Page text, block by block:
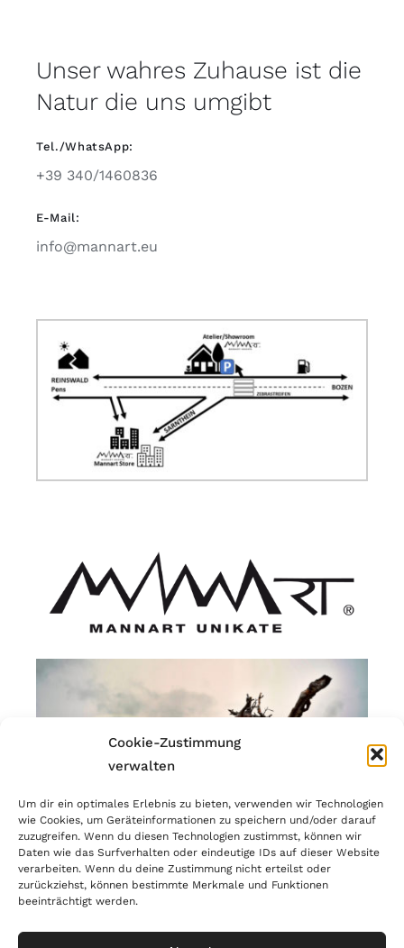
Cookie-Zustimmung
verwalten
Um dir ein optimales Erlebnis zu bieten, verwenden wir Technologien
wie Cookies, um Geräteinformationen zu speichern und/oder darauf
zuzugreifen. Wenn du diesen Technologien zustimmst, können wir
Daten wie das Surfverhalten oder eindeutige IDs auf dieser Website
verarbeiten. Wenn du deine Zustimmung nicht erteilst oder
zurückziehst, können bestimmte Merkmale und Funktionen
beeinträchtigt werden.
Unser wahres Zuhause ist die
Natur die uns umgibt
Tel./WhatsApp:
+39 340/1460836
E-Mail:
info@mannart.eu
IT02866190214 |PRIVACY